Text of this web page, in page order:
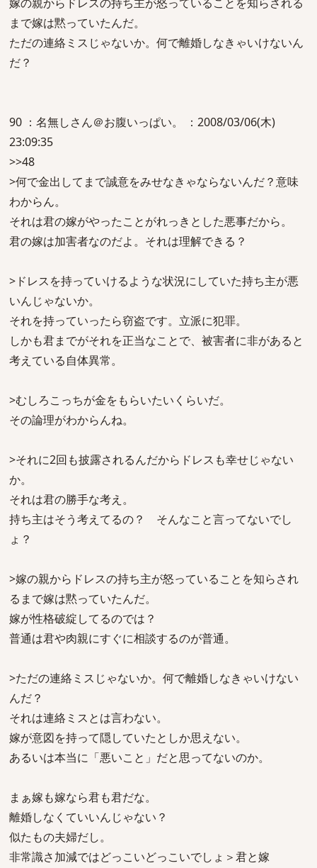
まで嫁は黙っていたんだ。
ただの連絡ミスじゃないか。何で離婚しなきゃいけないん
だ？
90 ：名無しさん＠お腹いっぱい。 ：2008/03/06(木)
23:09:35
>>48
>何で金出してまで誠意をみせなきゃならないんだ？意味
わからん。
それは君の嫁がやったことがれっきとした悪事だから。
君の嫁は加害者なのだよ。それは理解できる？
>ドレスを持っていけるような状況にしていた持ち主が悪
いんじゃないか。
それを持っていったら窃盗です。立派に犯罪。
しかも君までがそれを正当なことで、被害者に非があると
考えている自体異常。
>むしろこっちが金をもらいたいくらいだ。
その論理がわからんね。
>それに2回も披露されるんだからドレスも幸せじゃない
か。
それは君の勝手な考え。
持ち主はそう考えてるの？ そんなこと言ってないでし
ょ？
>嫁の親からドレスの持ち主が怒っていることを知らされ
るまで嫁は黙っていたんだ。
嫁が性格破綻してるのでは？
普通は君や肉親にすぐに相談するのが普通。
>ただの連絡ミスじゃないか。何で離婚しなきゃいけない
んだ？
それは連絡ミスとは言わない。
嫁が意図を持って隠していたとしか思えない。
あるいは本当に「悪いこと」だと思ってないのか。
まぁ嫁も嫁なら君も君だな。
離婚しなくていいんじゃない？
似たもの夫婦だし。
非常識さ加減ではどっこいどっこいでしょ＞君と嫁